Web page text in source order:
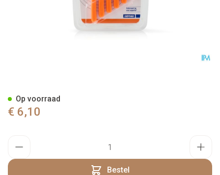
€ 6,10
Bestel
Op voorraad